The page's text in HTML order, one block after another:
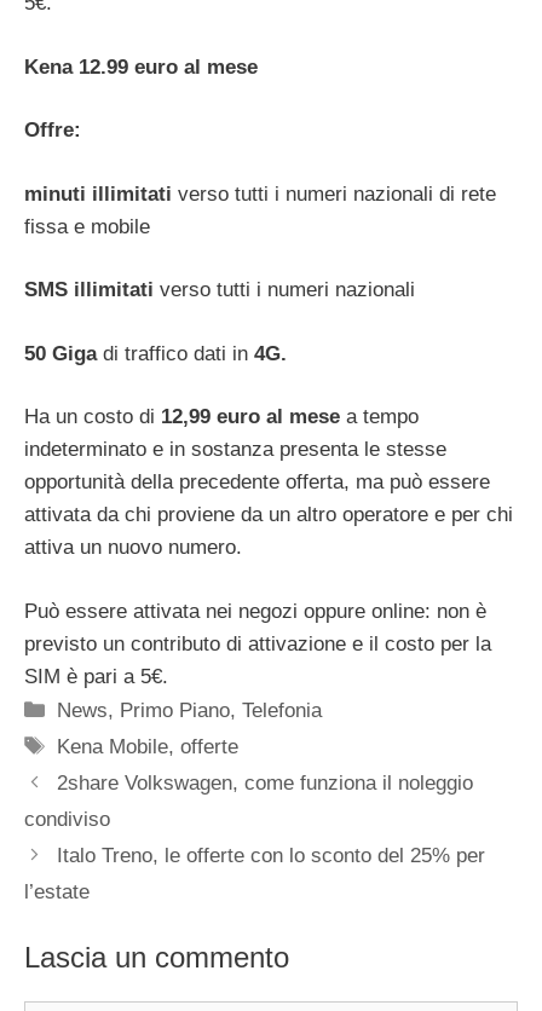
Kena 12.99 euro al mese
Offre:
minuti illimitati verso tutti i numeri nazionali di rete
fissa e mobile
SMS illimitati verso tutti i numeri nazionali
50 Gigadi traffico dati in 4G.
Ha un costo di 12,99 euro al mese a tempo
indeterminato e in sostanza presenta le stesse
opportunità della precedente offerta, ma può essere
attivata da chi proviene da un altro operatore e per chi
attiva un nuovo numero.
Può essere attivata nei negozi oppure online: non è
previsto un contributo di attivazione e il costo per la
SIM è pari a 5€.
Categorie
News, Primo Piano,Telefonia
Tag
Kena Mobile,offerte
2share Volkswagen, come funziona il noleggio
condiviso
Italo Treno, le offerte con lo sconto del 25% per
l’estate
Lascia un commento